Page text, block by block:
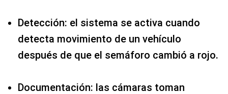
Detección: el sistema se activa cuando
detecta movimiento de un vehículo
después de que el semáforo cambió a rojo.
Documentación: las cámaras toman